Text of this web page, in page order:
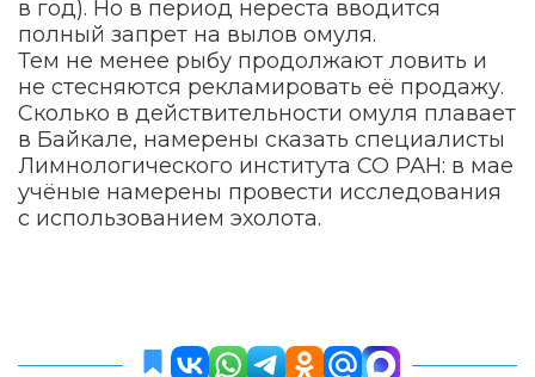
в год). Но в период нереста вводится
полный запрет на вылов омуля.
Тем не менее рыбу продолжают ловить и
не стесняются рекламировать её продажу.
Сколько в действительности омуля плавает
в Байкале, намерены сказать специалисты
Лимнологического института СО РАН: в мае
учёные намерены провести исследования
с использованием эхолота.